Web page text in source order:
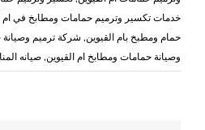
خدمات تكسير وترميم حمامات ومطابخ في ام
حمام ومطبخ بام القيوين, شركة ترميم وصيانة
وصيانة حمامات ومطابخ ام القيوين, صيانه